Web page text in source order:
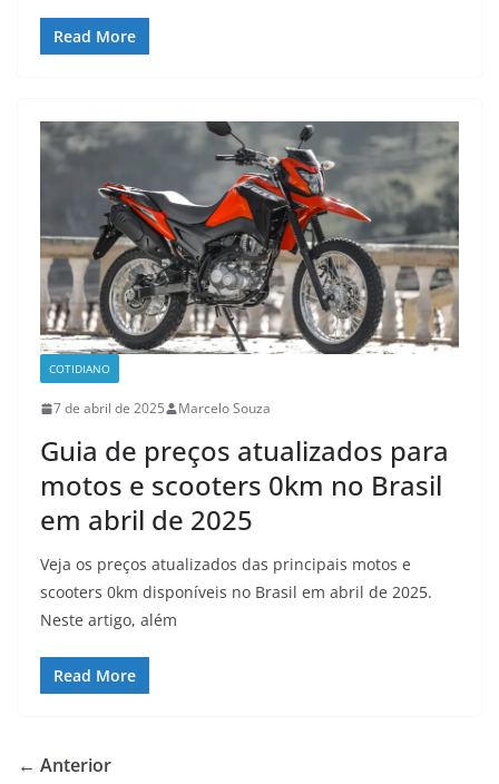
Read More
COTIDIANO
7 de abril de 2025 Marcelo Souza
Guia de preços atualizados para
motos e scooters 0km no Brasil
em abril de 2025
Veja os preços atualizados das principais motos e
scooters 0km disponíveis no Brasil em abril de 2025.
Neste artigo, além
Read More
← Anterior